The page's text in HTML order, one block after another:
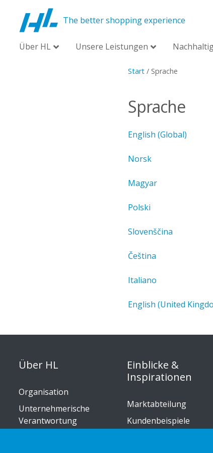
The better shopping experience
Über HL Unsere Leistungen
Start/ Sprache
Sprache
English (Global)
Norsk
Magyar
Polski
Slovenščina
Čeština
Italiano
English (United
Über HL
Organisation
Unternehmerische
Verantwortung
Einblicke &
Inspirationen
Marktabteilung
Kundenbeispiele